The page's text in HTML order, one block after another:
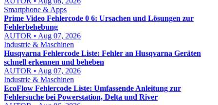
Smartphone & Apps
Prime Video Fehlercode 0 6: Ursachen und Lösungen zur
Fehlerbehebung
AUTOR • Aug 07, 2026
Industrie & Maschinen
Husqvarna Fehlercode Liste: Fehler an Husqvarna Geräten
schnell erkennen und beheben
AUTOR • Aug 07, 2026
Industrie & Maschinen
EcoFlow Fehlercode Liste: Umfassende Anleitung zur
Fehlersuche bei Powerstation, Delta und River